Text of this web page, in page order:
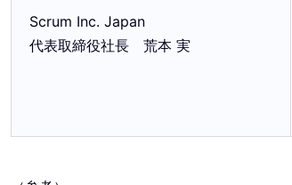
Scrum Inc. Japan
代表取締役社長 荒本 実